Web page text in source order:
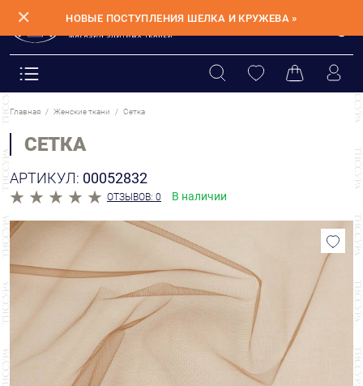
✕ НОВЫЕ ПОСТУПЛЕНИЯ ШЕЛКА И КРУЖЕВА »
Главная Женские ткани Сетка
СЕТКА
АРТИКУЛ: 00052832
ОТЗЫВОВ: 0 В наличии